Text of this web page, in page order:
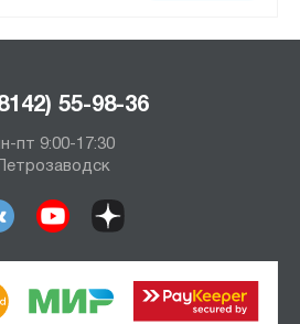
55-98-36
пт 9:00-17:30
Петрозаводск